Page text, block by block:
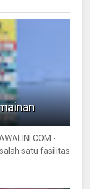
-
satu fasilitas